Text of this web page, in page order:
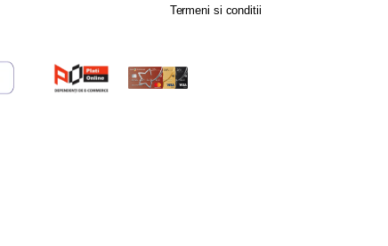
Termeni si conditii